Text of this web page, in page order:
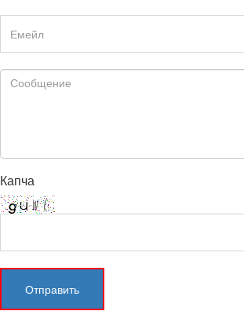
Капча
Отправить